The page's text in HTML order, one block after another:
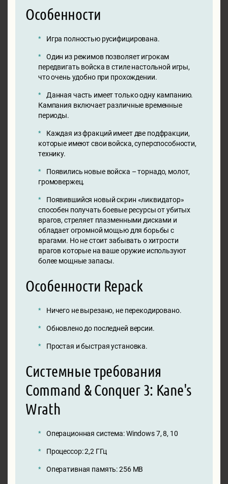
Особенности
Игра полностью русифицирована.
Один из режимов позволяет игрокам
передвигать войска в стиле настольной игры,
что очень удобно при прохождении.
Данная часть имеет только одну кампанию.
Кампания включает различные временные
периоды.
Каждая из фракций имеет две подфракции,
которые имеют свои войска, суперспособности,
технику.
Появились новые войска – торнадо, молот,
громовержец.
Появившийся новый скрин «ликвидатор»
способен получать боевые ресурсы от убитых
врагов, стреляет плазменными дисками и
обладает огромной мощью для борьбы с
врагами. Но не стоит забывать о хитрости
врагов которые на ваше оружие используют
более мощные запасы.
Особенности Repack
Ничего не вырезано, не перекодировано.
Обновлено до последней версии.
Простая и быстрая установка.
Системные требования
Command & Conquer 3: Kane's
Wrath
Операционная система: Windows 7, 8, 10
Процессор: 2,2 ГГц
Оперативная память: 256 MB